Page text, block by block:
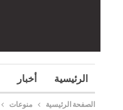
الرئيسية أخبار
الصفحة الرئيسية منوعات